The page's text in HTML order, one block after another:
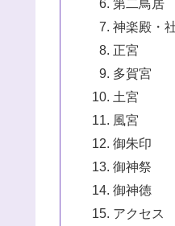
第二鳥居
神楽殿・
正宮
多賀宮
土宮
風宮
御朱印
御神祭
御神徳
アクセス